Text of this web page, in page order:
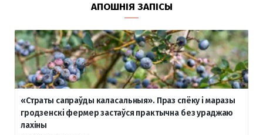
АПОШНІЯ ЗАПІСЫ
«Страты сапраўды каласальныя». Праз спёку і маразы
гродзенскі фермер застаўся практычна без ураджаю
лахіны